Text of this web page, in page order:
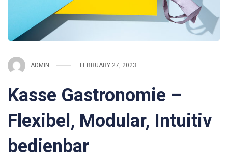
ADMIN FEBRUARY 27, 2023
Kasse Gastronomie –
Flexibel, Modular, Intuitiv
bedienbar